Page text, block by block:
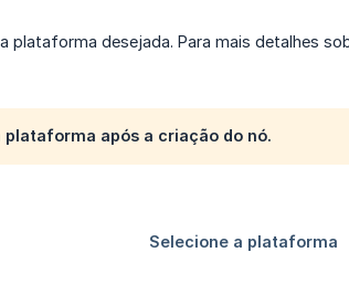
a plataforma desejada. Para mais detalhes
após a criação do nó.